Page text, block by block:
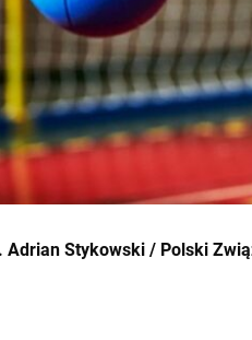
Adrian Stykowski / Polski